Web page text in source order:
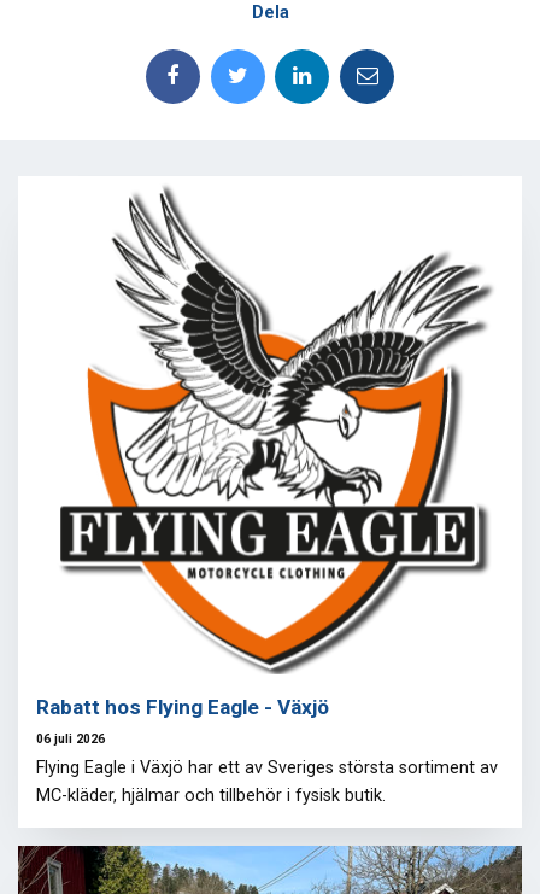
Dela
Rabatt hos Flying Eagle - Växjö
06 juli 2026
Flying Eagle i Växjö har ett av Sveriges största sortiment av
MC-kläder, hjälmar och tillbehör i fysisk butik.